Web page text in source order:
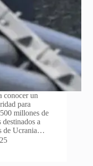
conocer un
para
millones de
a
de Ucrania…